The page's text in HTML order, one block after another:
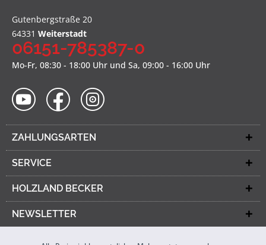
Gutenbergstraße 20
64331 Weiterstadt
06151-785387-0
Mo-Fr, 08:30 - 18:00 Uhr und Sa, 09:00 - 16:00 Uhr
ZAHLUNGSARTEN
SERVICE
HOLZLAND BECKER
NEWSLETTER